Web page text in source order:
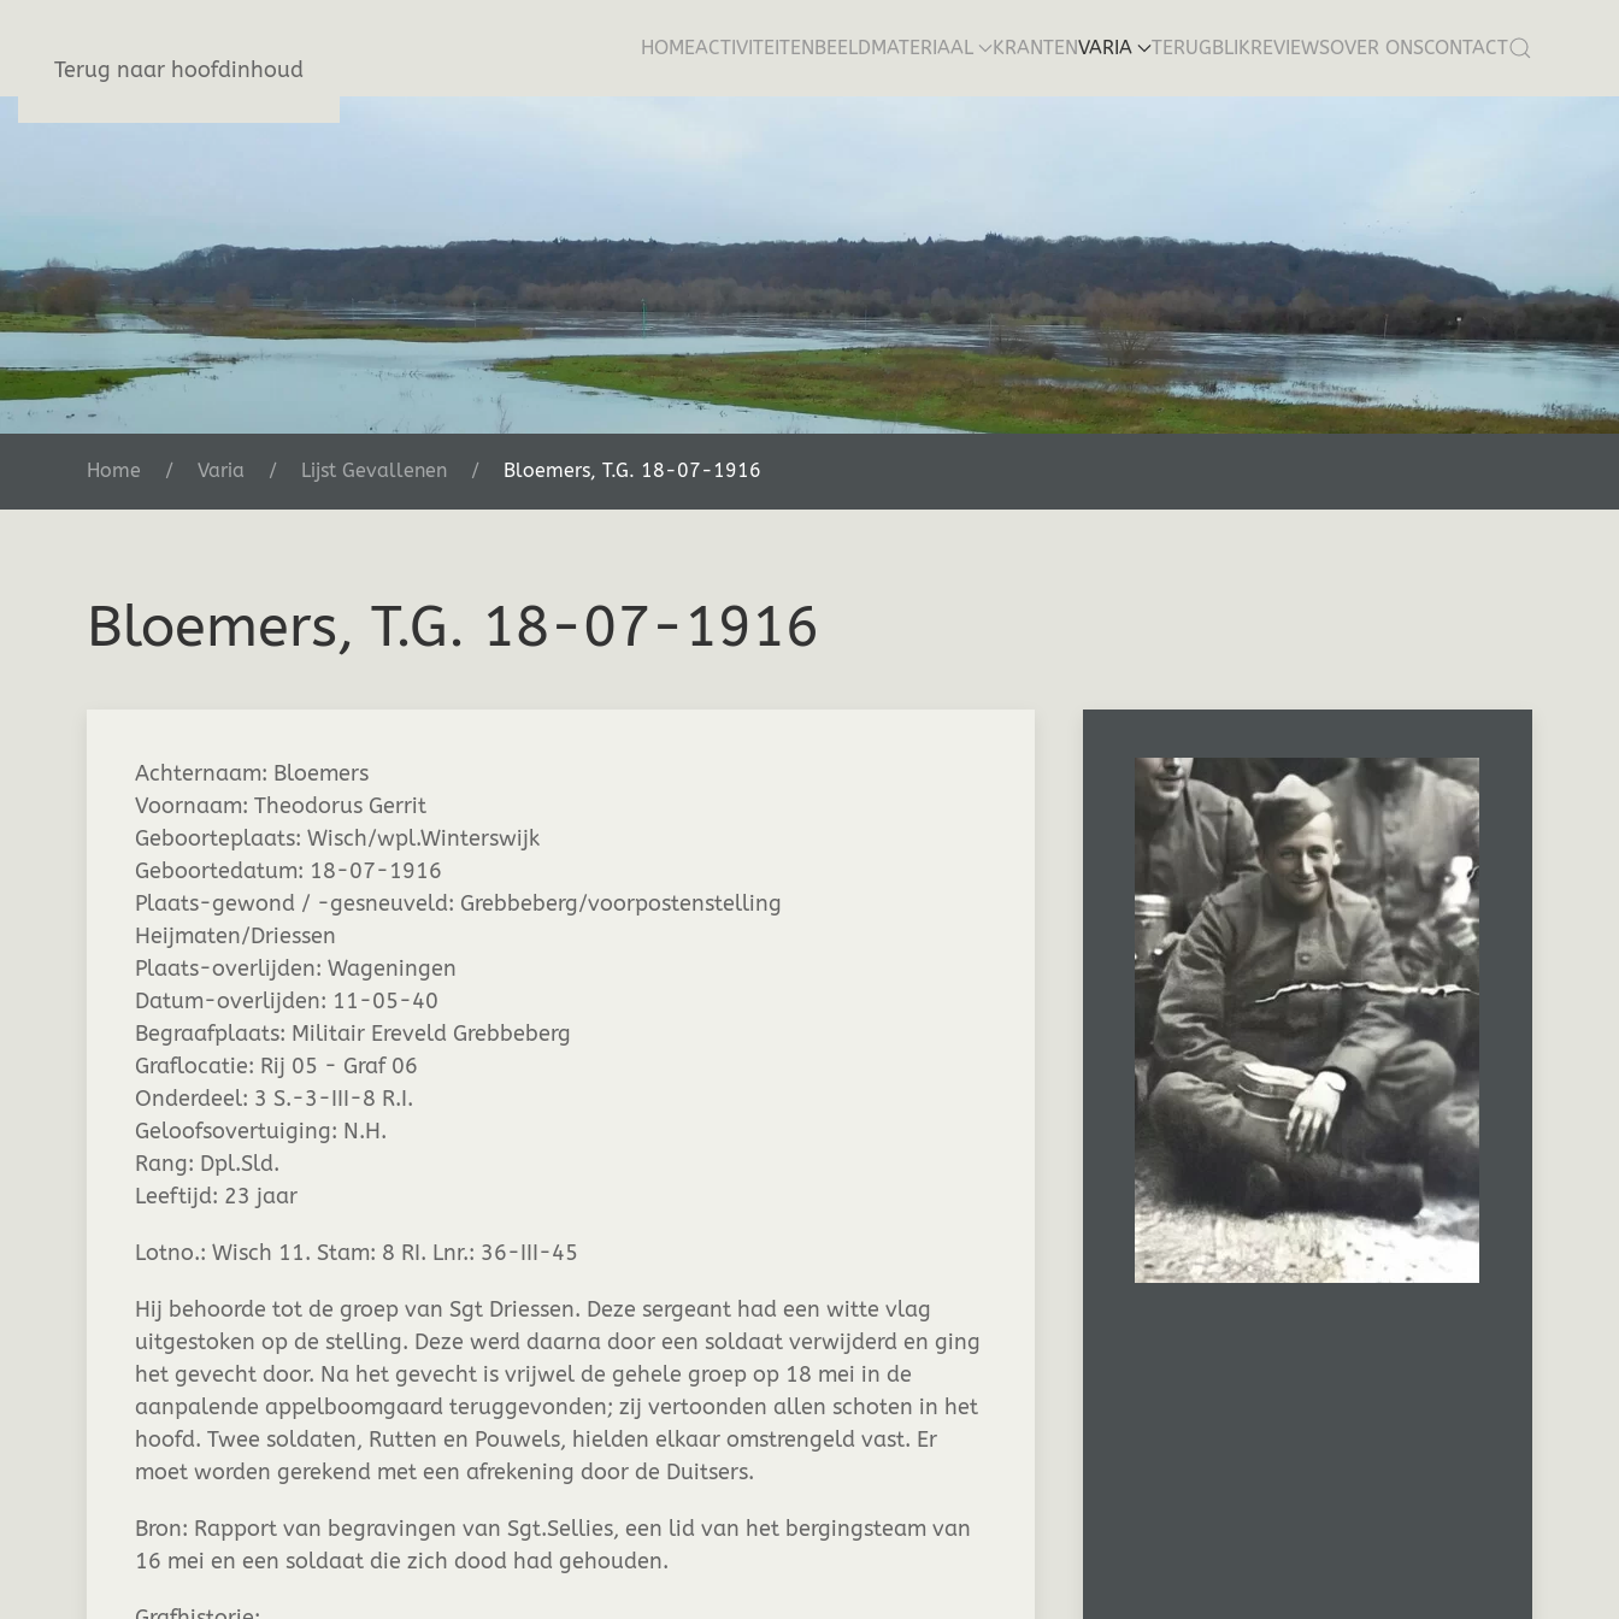
Terug naar hoofdinhoud
HOMEACTIVITEITEN BEELDMATERIAAL KRANTENVARIA TERUGBLIK REVIEWSOVER ONSCONTACT
Home Varia Lijst Gevallenen Bloemers, T.G. 18-07-1916
Bloemers, T.G. 18-07-1916
Achternaam: Bloemers
Voornaam: Theodorus Gerrit
Geboorteplaats: Wisch/wpl.Winterswijk
Geboortedatum: 18-07-1916
Plaats-gewond / -gesneuveld: Grebbeberg/voorpostenstelling
Heijmaten/Driessen
Plaats-overlijden: Wageningen
Datum-overlijden: 11-05-40
Begraafplaats: Militair Ereveld Grebbeberg
Graflocatie: Rij 05 - Graf 06
Onderdeel: 3 S.-3-III-8 R.I.
Geloofsovertuiging: N.H.
Rang: Dpl.Sld.
Leeftijd: 23 jaar
Lotno.: Wisch 11. Stam: 8 RI. Lnr.: 36-III-45
Hij behoorde tot de groep van Sgt Driessen. Deze sergeant had een witte vlag
uitgestoken op de stelling. Deze werd daarna door een soldaat verwijderd en ging
het gevecht door. Na het gevecht is vrijwel de gehele groep op 18 mei in de
aanpalende appelboomgaard teruggevonden; zij vertoonden allen schoten in het
hoofd. Twee soldaten, Rutten en Pouwels, hielden elkaar omstrengeld vast. Er
moet worden gerekend met een afrekening door de Duitsers.
Bron: Rapport van begravingen van Sgt.Sellies, een lid van het bergingsteam van
16 mei en een soldaat die zich dood had gehouden.